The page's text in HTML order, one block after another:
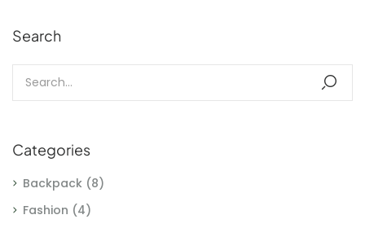
Search
Categories
Backpack (8)
Fashion (4)